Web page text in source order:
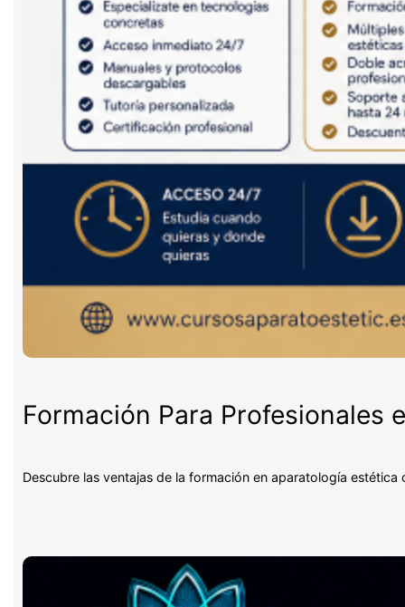
Formación Para Profesionales
Descubre las ventajas de la formación en aparatología estética